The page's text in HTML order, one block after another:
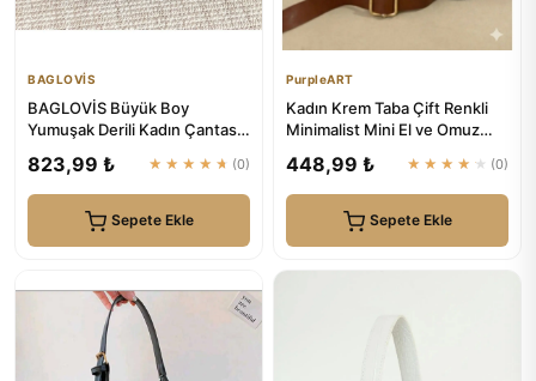
BAGLOVİS
BAGLOVİS Büyük Boy
Yumuşak Derili Kadın Çantası
823,99 ₺ ★★★★★ (0)
Sepete Ekle
PurpleART
Kadın Krem Taba Çift Renkli
Minimalist Mini El ve Omuz
448,99 ₺ ★★★★★ (0)
Sepete Ekle